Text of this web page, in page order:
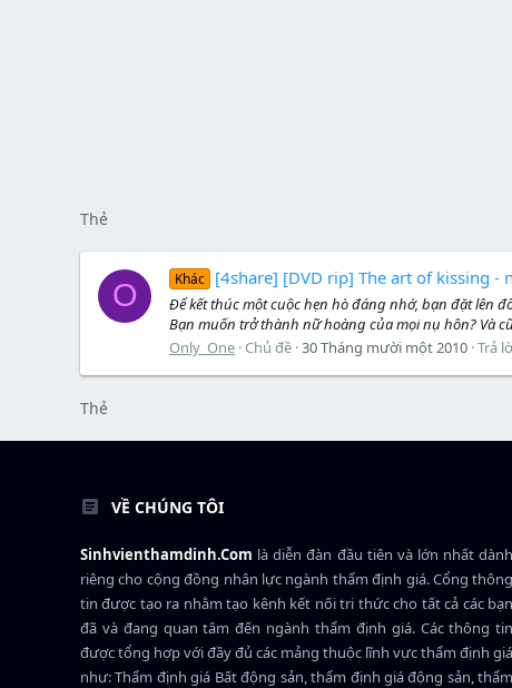
Thẻ
O Khác [4share] [DVD rip] The art of kissing -
Để kết thúc một cuộc hẹn hò đáng nhớ, bạn đặt lên
Bạn muốn trở thành nữ hoàng của mọi nụ hôn? Và
Only_One Chủ đề 30 Tháng mười một 2010 Trả
Thẻ
VỀ CHÚNG TÔI
Sinhvienthamdinh.Com là diễn đàn đầu tiên và lớn nhất dành
riêng cho cộng đồng nhân lực ngành thẩm định giá. Cổng thông
tin được tạo ra nhằm tạo kênh kết nối tri thức cho tất cả các bạn
đã và đang quan tâm đến ngành thẩm định giá. Các thông tin
được tổng hợp với đầy đủ các mảng thuộc lĩnh vực thẩm định giá
như: Thẩm định giá Bất động sản, thẩm định giá động sản, thẩm